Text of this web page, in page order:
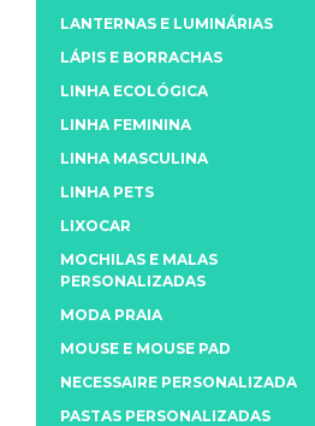
LANTERNAS E LUMINÁRIAS
LÁPIS E BORRACHAS
LINHA ECOLÓGICA
LINHA FEMININA
LINHA MASCULINA
LINHA PETS
LIXOCAR
MOCHILAS E MALAS
PERSONALIZADAS
MODA PRAIA
MOUSE E MOUSE PAD
NECESSAIRE PERSONALIZADA
PASTAS PERSONALIZADAS